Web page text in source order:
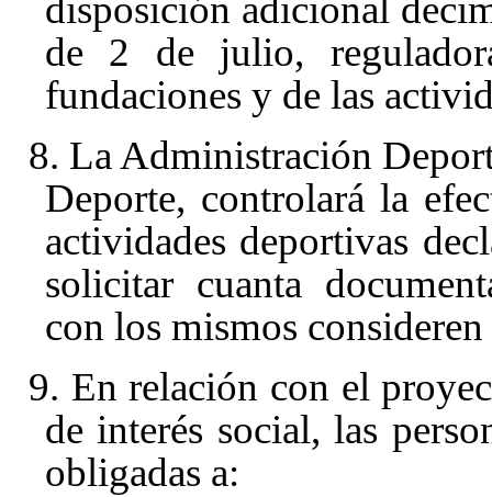
disposición adicional
de 2 de julio,
fundaciones y de las
8. La Administración
Deporte, controlará la
actividades deportivas
solicitar cuanta
con los mismos consideren
9. En relación con el
de interés social, las
obligadas a: